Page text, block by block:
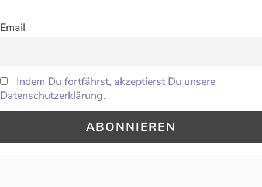
Email
Indem Du fortfährst, akzeptierst Du unsere
Datenschutzerklärung.